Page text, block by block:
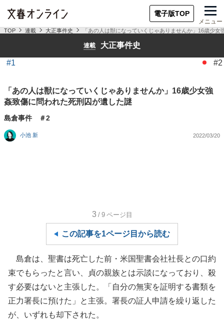
電子版TOP
メニュー
TOP 連載 大正事件史 「あの人は獣になっていくじゃありませんか」16歳少
連載 大正事件史
#1 #2
「あの人は獣になっていくじゃありませんか」16歳少女強
姦致傷に問われた死刑囚が遺した謎
島倉事件 ＃2
小池 新 2022/03/20
3 /9 ページ目
この記事を1ページ目から読む
島倉は、聖書は死亡した前・米国聖書会社社長との口約
束でもらったと言い、貞の親族とは示談になっており、殺
す必要はないと主張した。「自分の無実を証明する書類を
正力署長に預けた」と主張。署長の証人申請を繰り返した
が、いずれも却下された。